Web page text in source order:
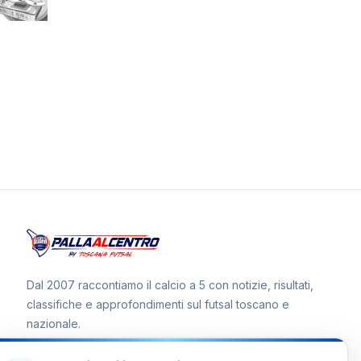
Dal 2007 raccontiamo il calcio a 5 con notizie, risultati,
classifiche e approfondimenti sul futsal toscano e
nazionale.